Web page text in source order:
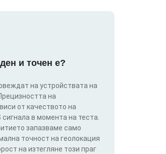
и точен е?
на устройствата на
на
от качеството на
в момента на теста.
запазваме само
точност на геолокация
на изтегляне този праг